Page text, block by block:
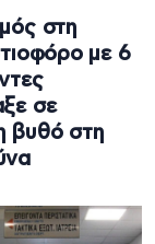
στη
με 6
σε
βυθό στη